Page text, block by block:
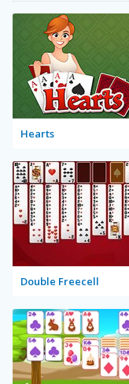
Hearts
Double Freecell